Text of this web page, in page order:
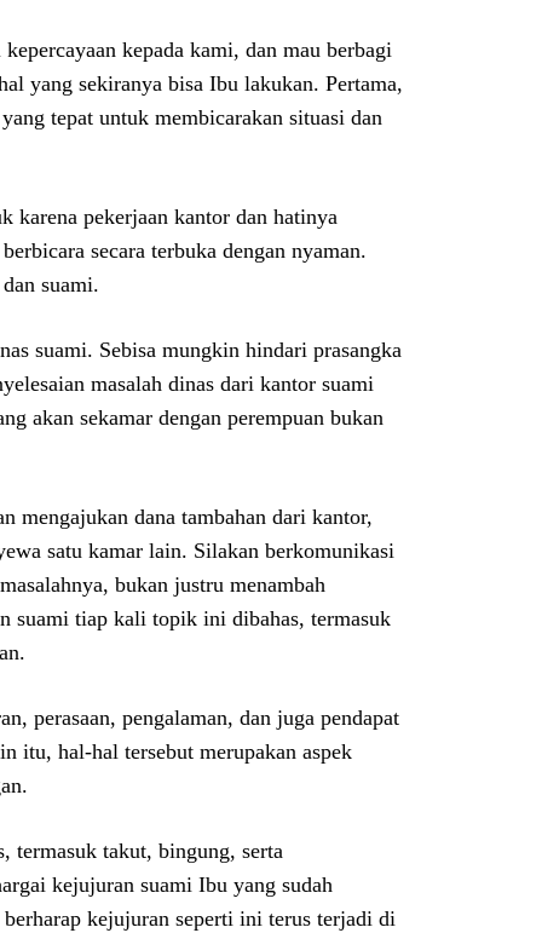
kepada kami, dan mau berbagi
yang sekiranya bisa Ibu lakukan. Pertama,
tepat untuk membicarakan situasi dan
karena pekerjaan kantor dan hatinya
secara terbuka dengan nyaman.
suami.
suami. Sebisa mungkin hindari prasangka
masalah dinas dari kantor suami
akan sekamar dengan perempuan bukan
mengajukan dana tambahan dari kantor,
satu kamar lain. Silakan berkomunikasi
bukan justru menambah
suami tiap kali topik ini dibahas, termasuk
perasaan, pengalaman, dan juga pendapat
itu, hal-hal tersebut merupakan aspek
termasuk takut, bingung, serta
kejujuran suami Ibu yang sudah
kejujuran seperti ini terus terjadi di